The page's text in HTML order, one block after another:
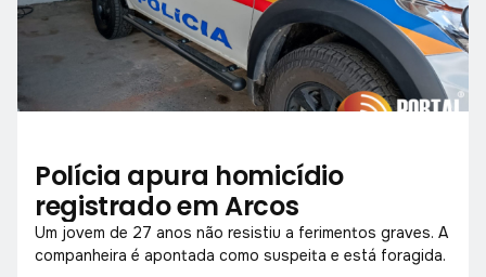
Polícia apura homicídio
registrado em Arcos
Um jovem de 27 anos não resistiu a ferimentos graves. A
companheira é apontada como suspeita e está foragida.